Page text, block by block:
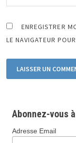
ENREGISTRER
LE NAVIGATEUR
Abonnez-vous
Adresse Email